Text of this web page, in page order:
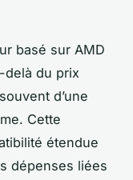
basé sur AMD
delà du prix
d’une
Cette
étendue
dépenses liées